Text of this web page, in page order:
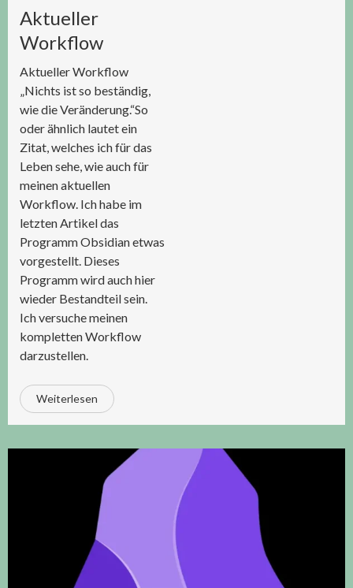
Aktueller
Workflow
Aktueller Workflow
„Nichts ist so beständig,
wie die Veränderung.“So
oder ähnlich lautet ein
Zitat, welches ich für das
Leben sehe, wie auch für
meinen aktuellen
Workflow. Ich habe im
letzten Artikel das
Programm Obsidian etwas
vorgestellt. Dieses
Programm wird auch hier
wieder Bestandteil sein.
Ich versuche meinen
kompletten Workflow
darzustellen.
Weiterlesen